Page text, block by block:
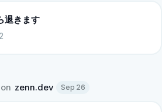
退きます
zenn.dev Sep 26